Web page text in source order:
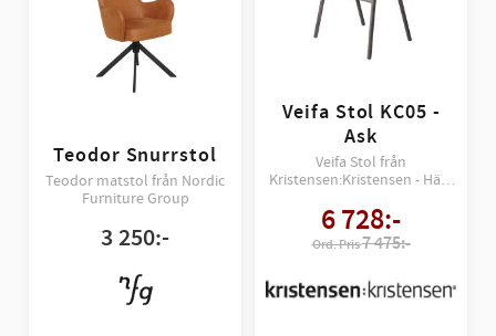
Teodor Snurrstol
Teodor matstol från Nordic
Furniture Group
3 250:-
Veifa Stol KC05 -
Ask
Veifa Stol från
Kristensen:Kristensen - Här i
6 728:-
7 475:-